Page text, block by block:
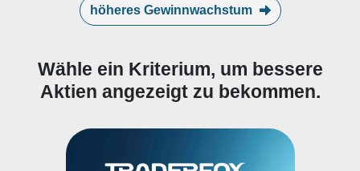
höheres Gewinnwachstum
Wähle ein Kriterium, um bessere
Aktien angezeigt zu bekommen.